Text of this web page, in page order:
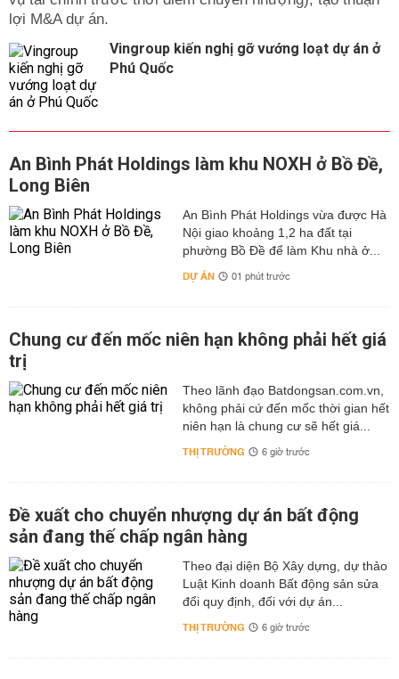
lợi M&A dự án.
Vingroup kiến nghị gỡ vướng loạt dự án ở
Phú Quốc
An Bình Phát Holdings làm khu NOXH ở Bồ Đề,
Long Biên
An Bình Phát Holdings vừa được Hà
Nội giao khoảng 1,2 ha đất tại
phường Bồ Đề để làm Khu nhà ở...
DỰ ÁN 01 phút trước
Chung cư đến mốc niên hạn không phải hết giá
trị
Theo lãnh đạo Batdongsan.com.vn,
không phải cứ đến mốc thời gian hết
niên hạn là chung cư sẽ hết giá...
THỊ TRƯỜNG 6 giờ trước
Đề xuất cho chuyển nhượng dự án bất động
sản đang thế chấp ngân hàng
Theo đại diện Bộ Xây dựng, dự thảo
Luật Kinh doanh Bất động sản sửa
đổi quy định, đối với dự án...
THỊ TRƯỜNG 6 giờ trước